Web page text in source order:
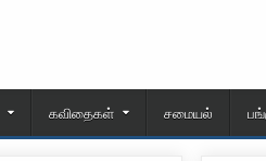
கவிதைகள் சமையல்